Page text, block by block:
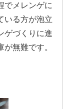
でメレンゲに
いる方が泡立
ゲづくりに進
無難です。